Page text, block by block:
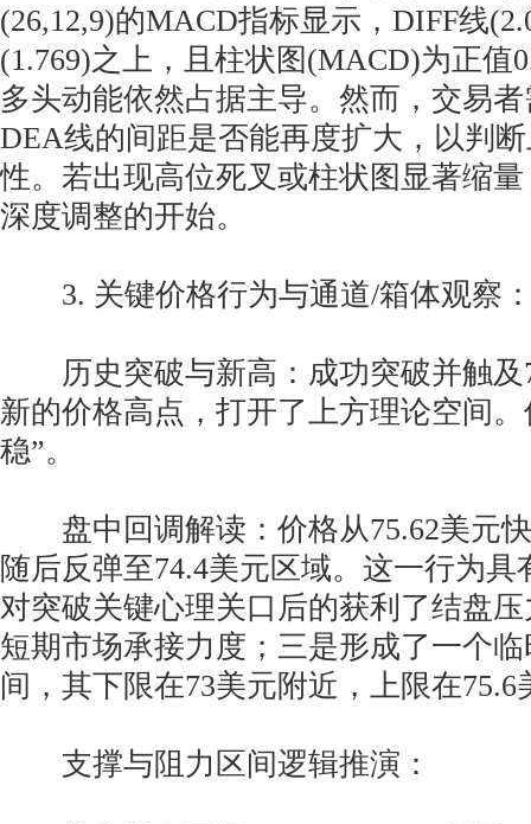
(26,12,9)的MACD指标显示，DIFF线
(1.769)之上，且柱状图(MACD)为正值
多头动能依然占据主导。然而，交易
DEA线的间距是否能再度扩大，以判
性。若出现高位死叉或柱状图显著缩
深度调整的开始。
3. 关键价格行为与通道/箱体观察
历史突破与新高：成功突破并触及
新的价格高点，打开了上方理论空间
稳”。
盘中回调解读：价格从75.62美元快
随后反弹至74.4美元区域。这一行为
对突破关键心理关口后的获利了结盘
短期市场承接力度；三是形成了一个
间，其下限在73美元附近，上限在75.6
支撑与阻力区间逻辑推演：